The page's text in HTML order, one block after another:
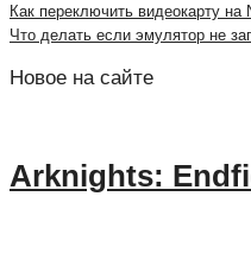
Как переключить видеокарту на
Что делать если эмулятор не
Новое на сайте
Arknights: